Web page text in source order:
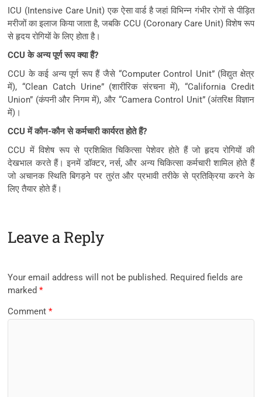
ICU (Intensive Care Unit) एक ऐसा वार्ड है जहां विभिन्न गंभीर रोगों से पीड़ित
मरीजों का इलाज किया जाता है, जबकि CCU (Coronary Care Unit) विशेष रूप
से हृदय रोगियों के लिए होता है।
CCU के अन्य पूर्ण रूप क्या हैं?
CCU के कई अन्य पूर्ण रूप हैं जैसे “Computer Control Unit” (विद्युत क्षेत्र
में), “Clean Catch Urine” (शारीरिक संरचना में), “California Credit
Union” (कंपनी और निगम में), और “Camera Control Unit” (अंतरिक्ष विज्ञान
में)।
CCU में कौन-कौन से कर्मचारी कार्यरत होते हैं?
CCU में विशेष रूप से प्रशिक्षित चिकित्सा पेशेवर होते हैं जो हृदय रोगियों की
देखभाल करते हैं। इनमें डॉक्टर, नर्स, और अन्य चिकित्सा कर्मचारी शामिल होते हैं
जो अचानक स्थिति बिगड़ने पर तुरंत और प्रभावी तरीके से प्रतिक्रिया करने के
लिए तैयार होते हैं।
Leave a Reply
Your email address will not be published. Required fields are
marked*
Comment*